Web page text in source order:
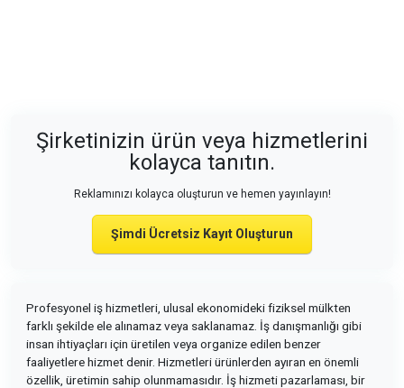
Şirketinizin ürün veya hizmetlerini
kolayca tanıtın.
Reklamınızı kolayca oluşturun ve hemen yayınlayın!
Şimdi Ücretsiz Kayıt Oluşturun
Profesyonel iş hizmetleri, ulusal ekonomideki fiziksel mülkten
farklı şekilde ele alınamaz veya saklanamaz. İş danışmanlığı gibi
insan ihtiyaçları için üretilen veya organize edilen benzer
faaliyetlere hizmet denir. Hizmetleri ürünlerden ayıran en önemli
özellik, üretimin sahip olunmamasıdır. İş hizmeti pazarlaması, bir